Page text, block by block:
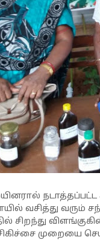
வசித்து வரும்
சிறந்து
முறையை